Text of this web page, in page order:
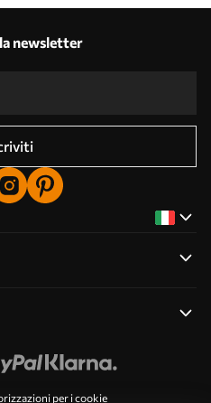
newsletter
per i cookie